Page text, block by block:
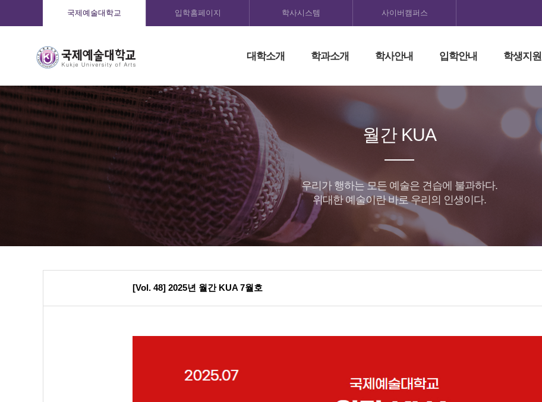
국제예술대학교 입학홈페이지 학사시스템 사이버캠퍼스
대학소개 학과소개 학사안내 입학안내 학생지원
월간 KUA
우리가 행하는 모든 예술은 견습에 불과하다.
위대한 예술이란 바로 우리의 인생이다.
[Vol. 48] 2025년 월간 KUA 7월호